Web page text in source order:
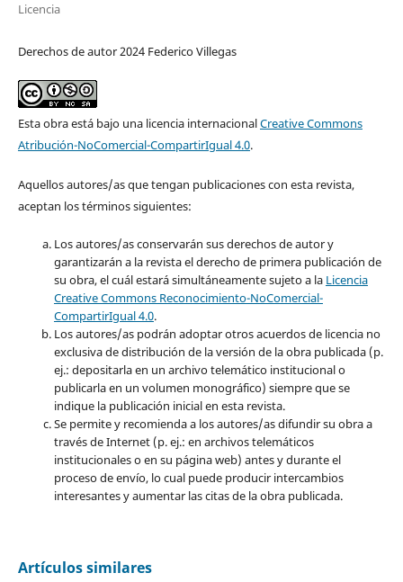
Licencia
Derechos de autor 2024 Federico Villegas
Esta obra está bajo una licencia internacionalCreative Commons
Atribución-NoComercial-CompartirIgual 4.0.
Aquellos autores/as que tengan publicaciones con esta revista,
aceptan los términos siguientes:
Los autores/as conservarán sus derechos de autor y
garantizarán a la revista el derecho de primera publicación de
su obra, el cuál estará simultáneamente sujeto a la Licencia
Creative Commons Reconocimiento-NoComercial-
CompartirIgual 4.0.
Los autores/as podrán adoptar otros acuerdos de licencia no
exclusiva de distribución de la versión de la obra publicada (p.
ej.: depositarla en un archivo telemático institucional o
publicarla en un volumen monográfico) siempre que se
indique la publicación inicial en esta revista.
Se permite y recomienda a los autores/as difundir su obra a
través de Internet (p. ej.: en archivos telemáticos
institucionales o en su página web) antes y durante el
proceso de envío, lo cual puede producir intercambios
interesantes y aumentar las citas de la obra publicada.
Artículos similares